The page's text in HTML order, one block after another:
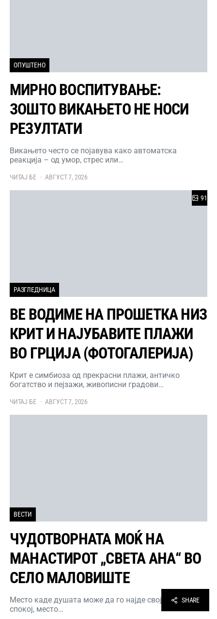
ОПУШТЕНО
МИРНО ВОСПИТУВАЊЕ:
ЗОШТО ВИКАЊЕТО НЕ НОСИ
РЕЗУЛТАТИ
Викањето често се појавува како автоматска
реакција – од умор, стрес или…
ЧИТАЈ БЕ АВГУСТ 7, 2026
РАЗГЛЕДНИЦА
91
ВЕ ВОДИМЕ НА ПРОШЕТКА НИЗ
КРИТ И НАЈУБАВИТЕ ПЛАЖИ
ВО ГРЦИЈА (ФОТОГАЛЕРИЈА)
Крит е симбиоза од прекрасни плажи, античко
богатство и пејзажи, живописни градови…
ЧИТАЈ БЕ АВГУСТ 7, 2026
ВЕСТИ
ЧУДОТВОРНАТА МОЌ НА
МАНАСТИРОТ „СВЕТА АНА“ ВО
СЕЛО МАЛОВИШТЕ
Место каде душата може да го најде својот мир и
спокој, место…
SHARE